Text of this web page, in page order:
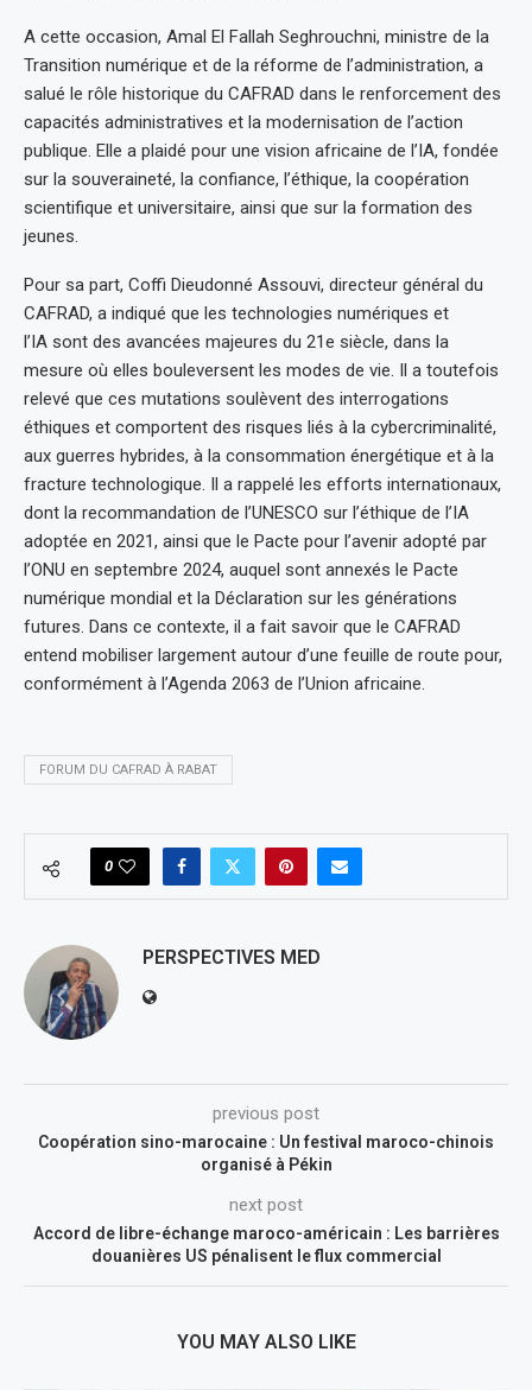
A cette occasion, Amal El Fallah Seghrouchni, ministre de la
Transition numérique et de la réforme de l’administration, a
salué le rôle historique du CAFRAD dans le renforcement des
capacités administratives et la modernisation de l’action
publique. Elle a plaidé pour une vision africaine de l’IA, fondée
sur la souveraineté, la confiance, l’éthique, la coopération
scientifique et universitaire, ainsi que sur la formation des
jeunes.
Pour sa part, Coffi Dieudonné Assouvi, directeur général du
CAFRAD, a indiqué que les technologies numériques et
l’IA sont des avancées majeures du 21e siècle, dans la
mesure où elles bouleversent les modes de vie. Il a toutefois
relevé que ces mutations soulèvent des interrogations
éthiques et comportent des risques liés à la cybercriminalité,
aux guerres hybrides, à la consommation énergétique et à la
fracture technologique. Il a rappelé les efforts internationaux,
dont la recommandation de l’UNESCO sur l’éthique de l’IA
adoptée en 2021, ainsi que le Pacte pour l’avenir adopté par
l’ONU en septembre 2024, auquel sont annexés le Pacte
numérique mondial et la Déclaration sur les générations
futures. Dans ce contexte, il a fait savoir que le CAFRAD
entend mobiliser largement autour d’une feuille de route pour,
conformément à l’Agenda 2063 de l’Union africaine.
FORUM DU CAFRAD À RABAT
0
PERSPECTIVES MED
previous post
Coopération sino-marocaine : Un festival maroco-chinois
organisé à Pékin
next post
Accord de libre-échange maroco-américain : Les barrières
douanières US pénalisent le flux commercial
YOU MAY ALSO LIKE